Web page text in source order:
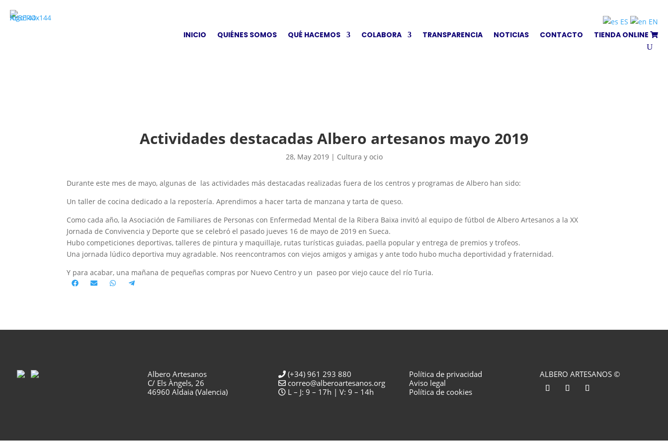
ES EN
INICIO QUIÉNES SOMOS QUÉ HACEMOS COLABORA TRANSPARENCIA NOTICIAS CONTACTO TIENDA ONLINE
Actividades destacadas Albero artesanos mayo 2019
28, May 2019| Cultura y ocio
Durante este mes de mayo, algunas de las actividades más destacadas realizadas fuera de los centros y programas de Albero han sido:
Un taller de cocina dedicado a la repostería. Aprendimos a hacer tarta de manzana y tarta de queso.
Como cada año, la Asociación de Familiares de Personas con Enfermedad Mental de la Ribera Baixa invitó al equipo de fútbol de Albero Artesanos a la XX
Jornada de Convivencia y Deporte que se celebró el pasado jueves 16 de mayo de 2019 en Sueca.
Hubo competiciones deportivas, talleres de pintura y maquillaje, rutas turísticas guiadas, paella popular y entrega de premios y trofeos.
Una jornada lúdico deportiva muy agradable. Nos reencontramos con viejos amigos y amigas y ante todo hubo mucha deportividad y fraternidad.
Y para acabar, una mañana de pequeñas compras por Nuevo Centro y un paseo por viejo cauce del río Turia.
CompartirCompartirCompartir
Albero Artesanos
C/ Els Àngels, 26
46960 Aldaia (Valencia)
(+34) 961 293 880
correo@alberoartesanos.org
L – J: 9 – 17h | V: 9 – 14h
Política de privacidad
Aviso legal
Política de cookies
ALBERO ARTESANOS ©